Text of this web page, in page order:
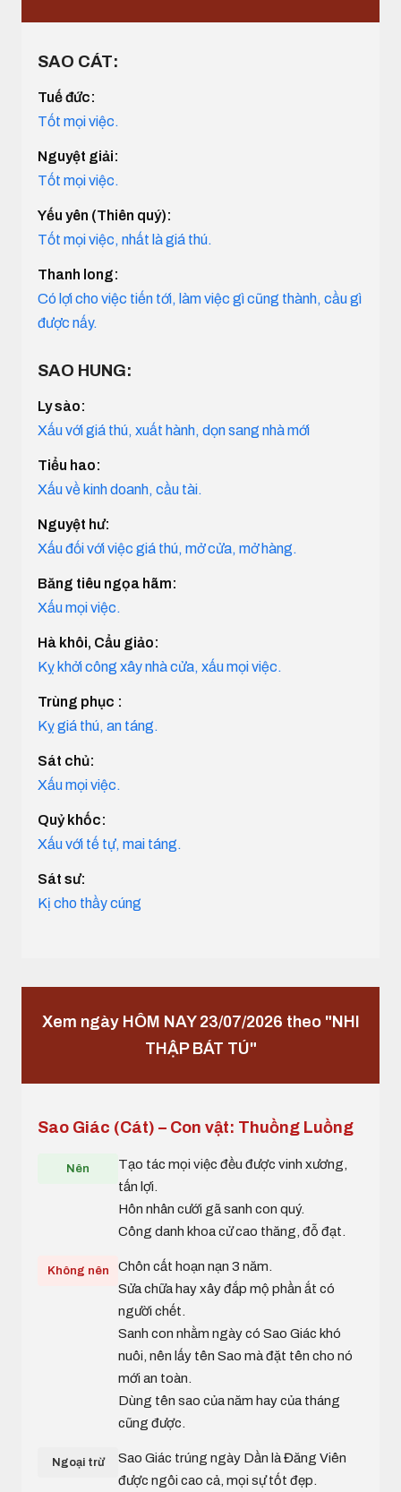
SAO CÁT:
Tuế đức:
Tốt mọi việc.
Nguyệt giải:
Tốt mọi việc.
Yếu yên (Thiên quý):
Tốt mọi việc, nhất là giá thú.
Thanh long:
Có lợi cho việc tiến tới, làm việc gì cũng thành, cầu gì
được nấy.
SAO HUNG:
Ly sào:
Xấu với giá thú, xuất hành, dọn sang nhà mới
Tiểu hao:
Xấu về kinh doanh, cầu tài.
Nguyệt hư:
Xấu đối với việc giá thú, mở cửa, mở hàng.
Băng tiêu ngọa hãm:
Xấu mọi việc.
Hà khôi, Cẩu giảo:
Kỵ khởi công xây nhà cửa, xấu mọi việc.
Trùng phục :
Kỵ giá thú, an táng.
Sát chủ:
Xấu mọi việc.
Quỷ khốc:
Xấu với tế tự, mai táng.
Sát sư:
Kị cho thầy cúng
Xem ngày HÔM NAY 23/07/2026 theo "NHI
THẬP BÁT TÚ"
Sao Giác (Cát) – Con vật: Thuồng Luồng
Nên
Tạo tác mọi việc đều được vinh xương,
tấn lợi.
Hôn nhân cưới gã sanh con quý.
Công danh khoa cử cao thăng, đỗ đạt.
Không nên
Chôn cất hoạn nạn 3 năm.
Sửa chữa hay xây đắp mộ phần ắt có
người chết.
Sanh con nhằm ngày có Sao Giác khó
nuôi, nên lấy tên Sao mà đặt tên cho nó
mới an toàn.
Dùng tên sao của năm hay của tháng
cũng được.
Ngoại trừ
Sao Giác trúng ngày Dần là Đăng Viên
được ngôi cao cả, mọi sự tốt đẹp.